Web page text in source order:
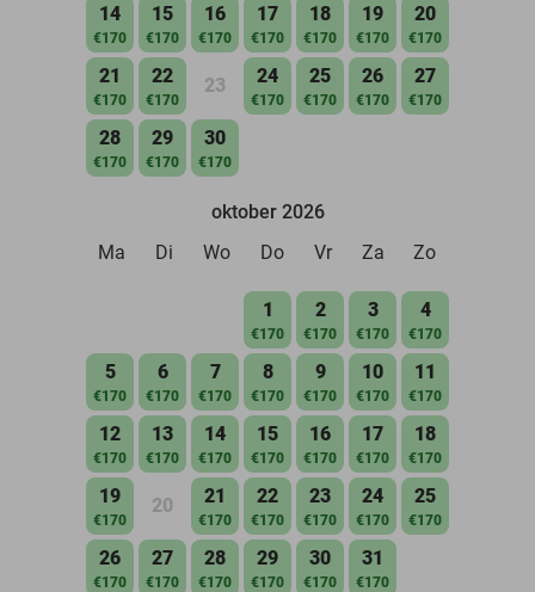
14
€170
15
€170
16
€170
17
€170
18
€170
19
€170
20
€170
21
€170
22
€170
23 24
€170
25
€170
26
€170
27
€170
28
€170
29
€170
30
€170
oktober 2026
Ma
Di Wo Do Vr Za Zo
1
€170
2
€170
3
€170
4
€170
5
€170
6
€170
7
€170
8
€170
9
€170
10
€170
11
€170
12
€170
13
€170
14
€170
15
€170
16
€170
17
€170
18
€170
19
€170
20 21
€170
22
€170
23
€170
24
€170
25
€170
26
€170
27
€170
28
€170
29
€170
30
€170
31
€170